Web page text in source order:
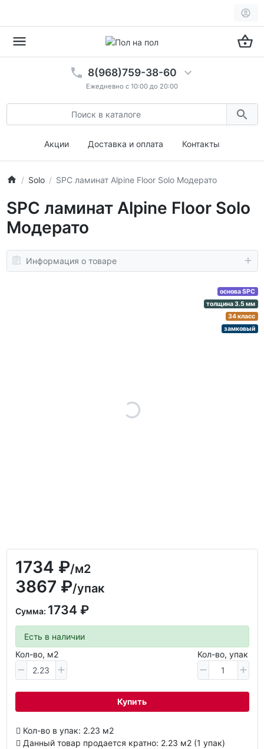
8(968)759-38-60
Ежедневно с 10:00 до 20:00
Акции Доставка и оплата Контакты
Solo SPC ламинат Alpine Floor Solo Модерато
SPC ламинат Alpine Floor Solo
Модерато
Информация о товаре
основа SPC
толщина 3.5 мм
34 класс
замковый
1734 ₽/м2
3867 ₽/упак
Сумма: 1734 ₽
Есть в наличии
Кол-во, м2
Кол-во, упак
Купить
Кол-во в упак: 2.23 м2
Данный товар продается кратно: 2.23 м2 (1 упак)